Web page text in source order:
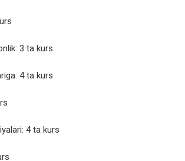
3 ta kurs
4 ta kurs
4 ta kurs